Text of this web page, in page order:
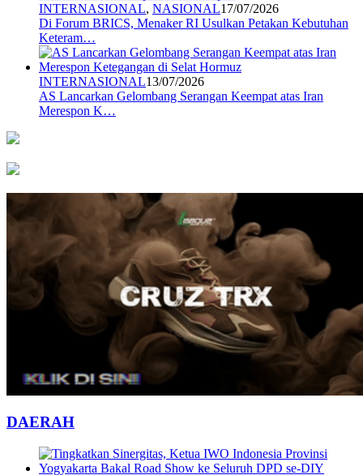
INTERNASIONAL, NASIONAL17/07/2026
Di Forum BRICS, Menaker RI Usulkan Petakan Kebutuhan
Keteram…
INTERNASIONAL13/07/2026
AS Lancarkan Gelombang Serangan Keempat atas Iran
Merespon K…
DAERAH